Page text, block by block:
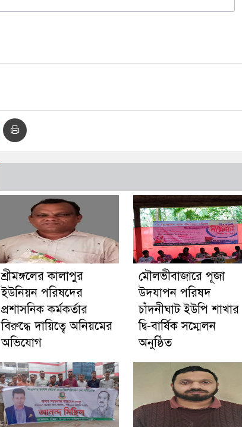
শ্রীমঙ্গলের কালাপুর
ইউনিয়ন পরিষদের
প্রশাসনিক কর্মকর্তার
বিরুদ্ধে দায়িত্বে অনিয়মের
অভিযোগ
মৌলভীবাজারে পূজা
উদযাপন পরিষদ
চাঁদনীঘাট ইউপি শাখার
দ্বি-বার্ষিক সম্মেলন
অনুষ্ঠিত